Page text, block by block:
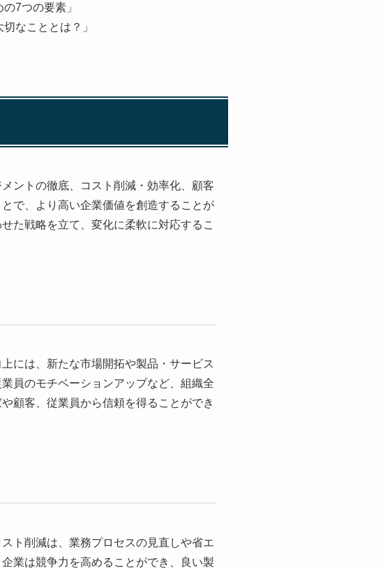
7つの要素」
なこととは？」
ントの徹底、コスト削減・効率化、顧客
で、より高い企業価値を創造することが
た戦略を立て、変化に柔軟に対応するこ
には、新たな市場開拓や製品・サービス
員のモチベーションアップなど、組織全
顧客、従業員から信頼を得ることができ
ト削減は、業務プロセスの見直しや省エ
業は競争力を高めることができ、良い製